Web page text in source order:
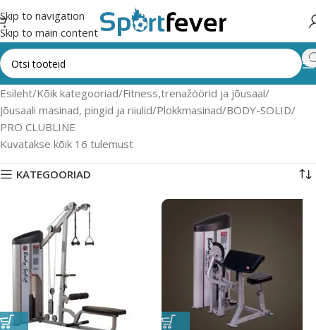
Skip to navigation
Skip to main content
Esileht Kõik kategooriad Fitness,trenažöörid ja jõusaal
Jõusaali masinad, pingid ja riiulid Plokkmasinad BODY-SOLID
PRO CLUBLINE
Kuvatakse kõik 16 tulemust
KATEGOORIAD